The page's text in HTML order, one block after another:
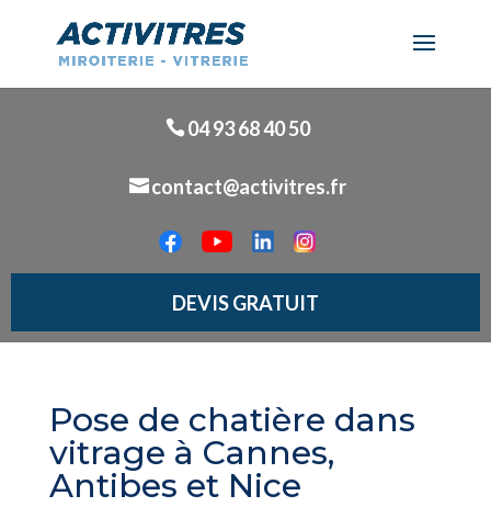
04 93 68 40 50
contact@activitres.fr
DEVIS GRATUIT
Pose de chatière dans
vitrage à Cannes,
Antibes et Nice